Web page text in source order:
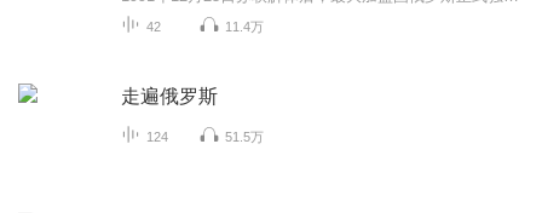
42 11.4万
走遍俄罗斯
124 51.5万